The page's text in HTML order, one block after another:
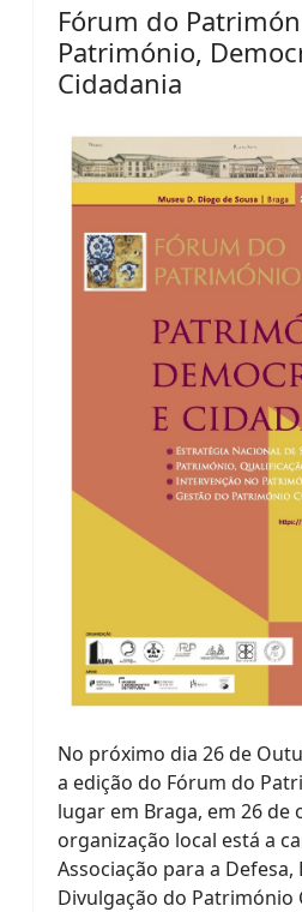
Fórum do
Património,
Cidadania
No próximo dia 26 de
a edição do Fórum do
lugar em Braga, em 26 de
organização local está a
Associação para a Defesa,
Divulgação do Património